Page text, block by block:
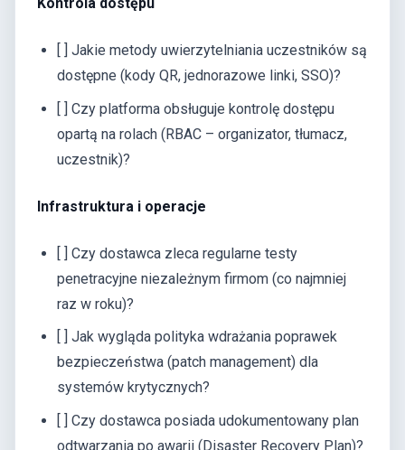
[ ] Jakie metody uwierzytelniania uczestników są
dostępne (kody QR, jednorazowe linki, SSO)?
[ ] Czy platforma obsługuje kontrolę dostępu
opartą na rolach (RBAC – organizator, tłumacz,
uczestnik)?
Infrastruktura i operacje
[ ] Czy dostawca zleca regularne testy
penetracyjne niezależnym firmom (co najmniej
raz w roku)?
[ ] Jak wygląda polityka wdrażania poprawek
bezpieczeństwa (patch management) dla
systemów krytycznych?
[ ] Czy dostawca posiada udokumentowany plan
odtwarzania po awarii (Disaster Recovery Plan)?